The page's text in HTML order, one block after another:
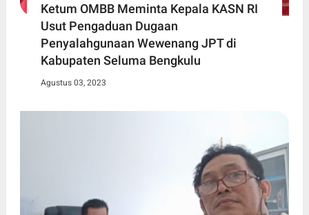
Ketum OMBB Meminta Kepala KASN RI
Usut Pengaduan Dugaan
Penyalahgunaan Wewenang JPT di
Kabupaten Seluma Bengkulu
Agustus 03, 2023